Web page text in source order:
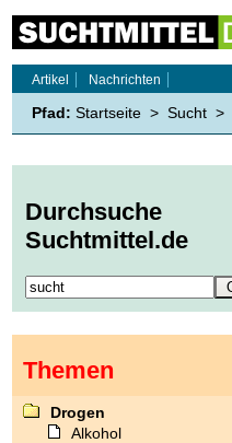
Artikel
Nachrichten
Pfad: Startseite > Sucht >
Durchsuche
Suchtmittel.de
Themen
Drogen
Alkohol